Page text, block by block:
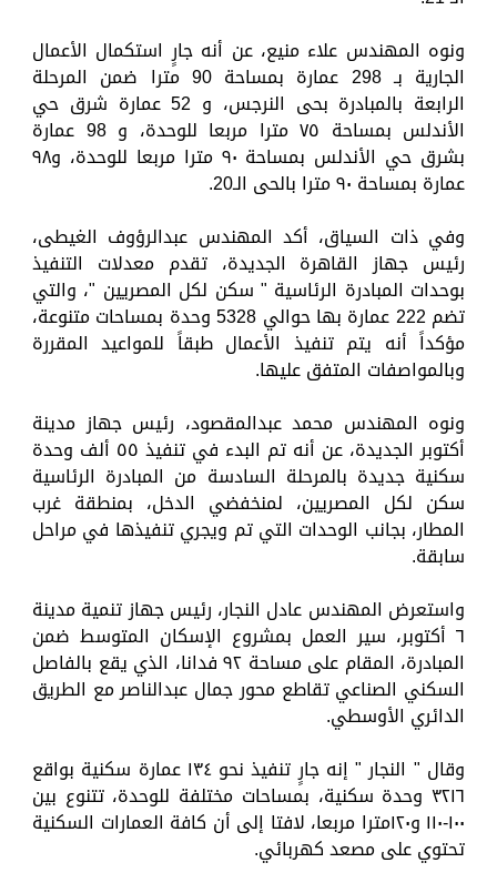
ونوه المهندس علاء منيع، عن أنه جارٍ استكمال الأعمال
الجارية بـ 298 عمارة بمساحة 90 مترا ضمن المرحلة
الرابعة بالمبادرة بحى النرجس، و 52 عمارة شرق حي
الأندلس بمساحة ٧٥ مترا مربعا للوحدة، و 98 عمارة
بشرق حي الأندلس بمساحة ٩٠ مترا مربعا للوحدة، و٩٨
عمارة بمساحة ٩٠ مترا بالحى الـ20.
وفي ذات السياق، أكد المهندس عبدالرؤوف الغيطى،
رئيس جهاز القاهرة الجديدة، تقدم معدلات التنفيذ
بوحدات المبادرة الرئاسية " سكن لكل المصريين "، والتي
تضم 222 عمارة بها حوالي 5328 وحدة بمساحات متنوعة،
مؤكداً أنه يتم تنفيذ الأعمال طبقاً للمواعيد المقررة
وبالمواصفات المتفق عليها.
ونوه المهندس محمد عبدالمقصود، رئيس جهاز مدينة
أكتوبر الجديدة، عن أنه تم البدء في تنفيذ ٥٥ ألف وحدة
سكنية جديدة بالمرحلة السادسة من المبادرة الرئاسية
سكن لكل المصريين، لمنخفضي الدخل، بمنطقة غرب
المطار، بجانب الوحدات التي تم ويجري تنفيذها في مراحل
سابقة.
واستعرض المهندس عادل النجار، رئيس جهاز تنمية مدينة
٦ أكتوبر، سير العمل بمشروع الإسكان المتوسط ضمن
المبادرة، المقام على مساحة ٩٢ فدانا، الذي يقع بالفاصل
السكني الصناعي تقاطع محور جمال عبدالناصر مع الطريق
الدائري الأوسطي.
وقال " النجار " إنه جارٍ تنفيذ نحو ١٣٤ عمارة سكنية بواقع
٣٢١٦ وحدة سكنية، بمساحات مختلفة للوحدة، تتنوع بين
١٠٠-١١٠ و١٢٠مترا مربعا، لافتا إلى أن كافة العمارات السكنية
تحتوي على مصعد كهربائي.